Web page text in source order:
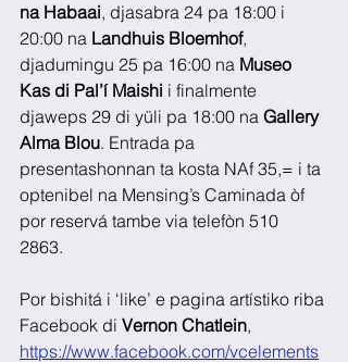
na Habaai, djasabra 24 pa 18:00 i
20:00 na Landhuis Bloemhof,
djadumingu 25 pa 16:00 na Museo
Kas di Pal’í Maishi i finalmente
djaweps 29 di yüli pa 18:00 na Gallery
Alma Blou. Entrada pa
presentashonnan ta kosta NAf 35,= i ta
optenibel na Mensing’s Caminada òf
por reservá tambe via telefòn 510
2863.
Por bishitá i ‘like’ e pagina artístiko riba
Facebook di Vernon Chatlein,
https://www.facebook.com/vcelements